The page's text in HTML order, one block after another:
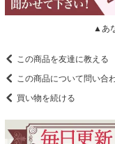
▲あ
この商品を友達に教える
この商品について問い合
買い物を続ける